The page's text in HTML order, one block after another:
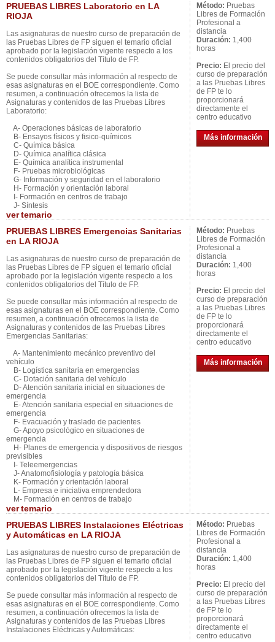
PRUEBAS LIBRES Laboratorio en LA
RIOJA
Las asignaturas de nuestro curso de preparación de
las Pruebas Libres de FP siguen el temario oficial
aprobado por la legislación vigente respecto a los
contenidos obligatorios del Título de FP.
Se puede consultar más información al respecto de
esas asignaturas en el BOE correspondiente. Como
resumen, a continuación ofrecemos la lista de
Asignaturas y contenidos de las Pruebas Libres
Laboratorio:
A- Operaciones básicas de laboratorio
B- Ensayos físicos y fisico-químicos
C- Química básica
D- Química analítica clásica
E- Química analítica instrumental
F- Pruebas microbiológicas
G- Información y seguridad en el laboratorio
H- Formación y orientación laboral
I- Formación en centros de trabajo
J- Síntesis
vertemario
Método: Pruebas
Libres de Formación
Profesional a
distancia
Duración: 1,400
horas
Precio: El precio del
curso de preparación
a las Pruebas Libres
de FP te lo
proporcionará
directamente el
centro educativo
Más información
PRUEBAS LIBRES Emergencias Sanitarias
en LA RIOJA
Las asignaturas de nuestro curso de preparación de
las Pruebas Libres de FP siguen el temario oficial
aprobado por la legislación vigente respecto a los
contenidos obligatorios del Título de FP.
Se puede consultar más información al respecto de
esas asignaturas en el BOE correspondiente. Como
resumen, a continuación ofrecemos la lista de
Asignaturas y contenidos de las Pruebas Libres
Emergencias Sanitarias:
A- Mantenimiento mecánico preventivo del
vehículo
B- Logística sanitaria en emergencias
C- Dotación sanitaria del vehículo
D- Atención sanitaria inicial en situaciones de
emergencia
E- Atención sanitaria especial en situaciones de
emergencia
F- Evacuación y traslado de pacientes
G- Apoyo psicológico en situaciones de
emergencia
H- Planes de emergencia y dispositivos de riesgos
previsibles
I- Teleemergencias
J- Anatomofisiología y patología básica
K- Formación y orientación laboral
L- Empresa e iniciativa emprendedora
M- Formación en centros de trabajo
vertemario
Método: Pruebas
Libres de Formación
Profesional a
distancia
Duración: 1,400
horas
Precio: El precio del
curso de preparación
a las Pruebas Libres
de FP te lo
proporcionará
directamente el
centro educativo
Más información
PRUEBAS LIBRES Instalaciones Eléctricas
y Automáticas en LA RIOJA
Las asignaturas de nuestro curso de preparación de
las Pruebas Libres de FP siguen el temario oficial
aprobado por la legislación vigente respecto a los
contenidos obligatorios del Título de FP.
Se puede consultar más información al respecto de
esas asignaturas en el BOE correspondiente. Como
resumen, a continuación ofrecemos la lista de
Asignaturas y contenidos de las Pruebas Libres
Instalaciones Eléctricas y Automáticas:
Método: Pruebas
Libres de Formación
Profesional a
distancia
Duración: 1,400
horas
Precio: El precio del
curso de preparación
a las Pruebas Libres
de FP te lo
proporcionará
directamente el
centro educativo